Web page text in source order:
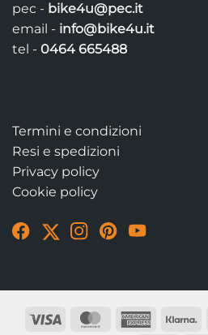
pec - bike4u@pec.it
email - info@bike4u.it
tel - 0464 665488
Termini e condizioni
Resi e spedizioni
Privacy policy
Cookie policy
Visit
page
Visit
account
Visit
account
Visit
accountaccount